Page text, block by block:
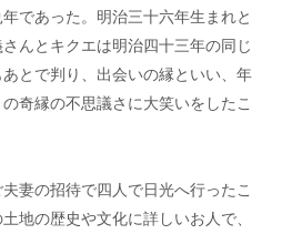
であった。明治三十六年生まれと
んとキクエは明治四十三年の同じ
とで判り、出会いの縁といい、年
奇縁の不思議さに大笑いをしたこ
妻の招待で四人で日光へ行ったこ
地の歴史や文化に詳しいお人で、